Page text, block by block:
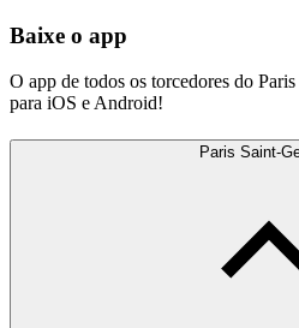
Baixe o app
O app de todos os torcedores do
para iOS e Android!
Paris Saint-